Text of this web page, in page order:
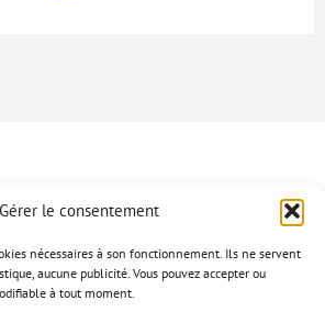
Gérer le consentement
nécessaires à son fonctionnement. Ils ne servent
aucune publicité. Vous pouvez accepter ou
à tout moment.